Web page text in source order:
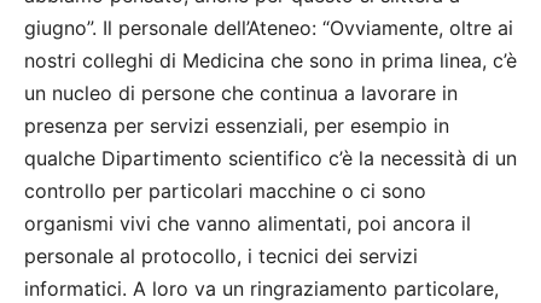
giugno”. Il personale dell’Ateneo: “Ovviamente, oltre ai
nostri colleghi di Medicina che sono in prima linea, c’è
un nucleo di persone che continua a lavorare in
presenza per servizi essenziali, per esempio in
qualche Dipartimento scientifico c’è la necessità di un
controllo per particolari macchine o ci sono
organismi vivi che vanno alimentati, poi ancora il
personale al protocollo, i tecnici dei servizi
informatici. A loro va un ringraziamento particolare,